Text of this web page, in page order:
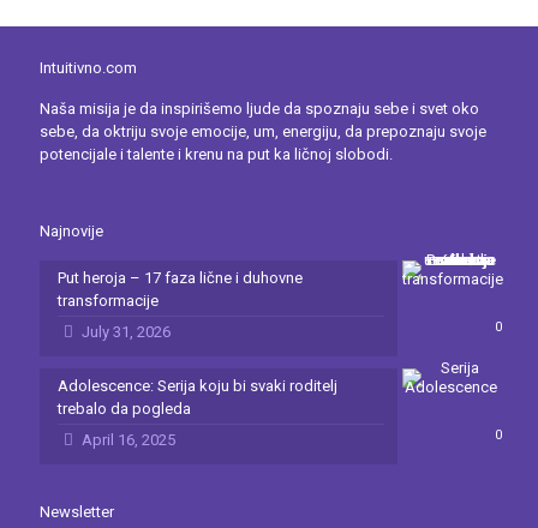
Intuitivno.com
Naša misija je da inspirišemo ljude da spoznaju sebe i svet oko
sebe, da oktriju svoje emocije, um, energiju, da prepoznaju svoje
potencijale i talente i krenu na put ka ličnoj slobodi.
Najnovije
0
Put heroja – 17 faza lične i duhovne
transformacije
July 31, 2026
0
Adolescence: Serija koju bi svaki roditelj
trebalo da pogleda
April 16, 2025
Newsletter